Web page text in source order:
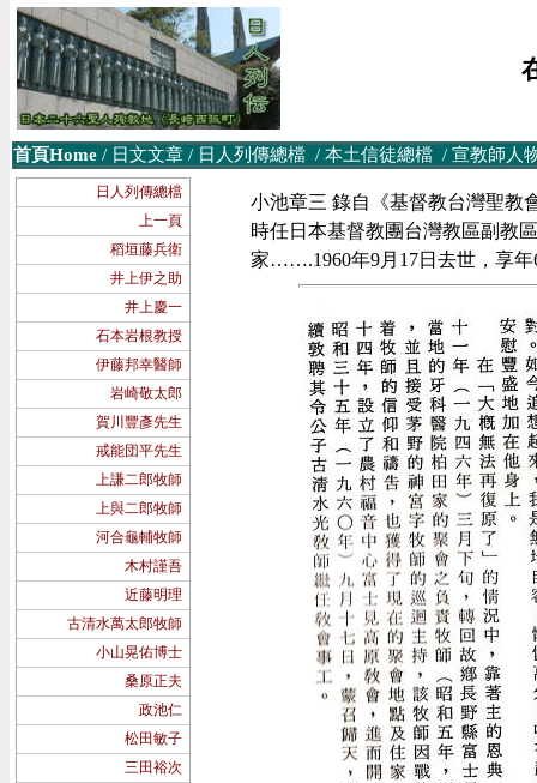
首頁Home / 日文文章 / 日人列傳總檔 / 本土信徒總檔 / 宣教師人
日人列傳總檔
上一頁
稻垣藤兵衛
井上伊之助
井上慶一
石本岩根教授
伊藤邦幸醫師
岩崎敬太郎
賀川豐彥先生
戒能団平先生
上謙二郎牧師
上與二郎牧師
河合龜輔牧師
木村謹吾
近藤明理
古清水萬太郎牧師
小山晃佑博士
桑原正夫
政池仁
松田敏子
三田裕次
小池章三 錄自《基督教台灣聖教
時任日本基督教團台灣教區副教
家…….1960年9月17日去世，享年